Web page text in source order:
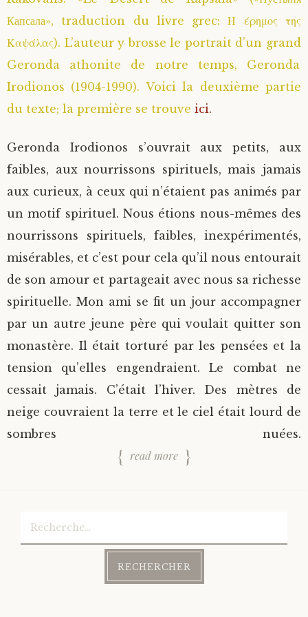
Saint Sophrony l’Athonite
Sainte Xenia
Sainte Matrone de Moscou
Staritsa Marie Makovkine
Natalia de Vyritsa
Staritsa Anastasia
Archimandrite Lazare (Abachidzé)
Geronda Arsenios le Spiléote
Gerondissa Makrina (Vassopoulou)
Archimandrite Nathanaël (Pospelov)
Père Héliodore
Капсала», traduction du livre grec: Η έρημος της
Καψάλας). L’auteur y brosse le portrait d’un grand
Geronda athonite de notre temps, Geronda
Irodionos (1904-1990). Voici la deuxième partie
du texte; la première se trouve ici.
Geronda Irodionos s’ouvrait aux petits, aux
faibles, aux nourrissons spirituels, mais jamais
aux curieux, à ceux qui n’étaient pas animés par
un motif spirituel. Nous étions nous-mêmes des
nourrissons spirituels, faibles, inexpérimentés,
misérables, et c’est pour cela qu’il nous entourait
de son amour et partageait avec nous sa richesse
spirituelle. Mon ami se fit un jour accompagner
par un autre jeune père qui voulait quitter son
monastère. Il était torturé par les pensées et la
tension qu’elles engendraient. Le combat ne
cessait jamais. C’était l’hiver. Des mètres de
neige couvraient la terre et le ciel était lourd de
sombres nuées.
read more